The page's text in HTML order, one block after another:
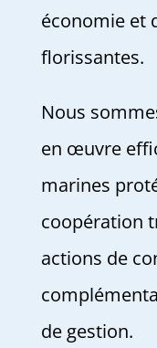
économie et
florissantes.
Nous
en œuvre
marines
coopération
actions de
de gestion.